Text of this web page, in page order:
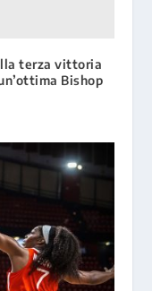
terza vittoria
Bishop